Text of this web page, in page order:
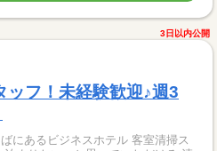
3日以内公開
ッフ！未経験歓迎♪週3
にあるビジネスホテル 客室清掃ス